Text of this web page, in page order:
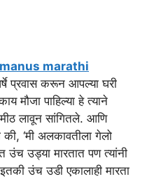
marathi
प्रवास करून आपल्या घरी
मौजा पाहिल्या हे त्याने
मीठ लावून सांगितले. आणि
‘मी अलकावतीला गेलो
उंच उड्या मारतात पण त्यांनी
उंच उडी एकालाही मारता